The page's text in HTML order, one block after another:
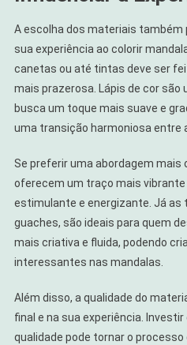
A escolha dos materiais
sua experiência ao colorir
canetas ou até tintas deve ser
mais prazerosa. Lápis de cor são
busca um toque mais suave e
uma transição harmoniosa entre
Se preferir uma abordagem mais
oferecem um traço mais vibrante
estimulante e energizante. Já as
guaches, são ideais para quem
mais criativa e fluida, podendo
interessantes nas mandalas.
Além disso, a qualidade do
final e na sua experiência.
qualidade pode tornar o